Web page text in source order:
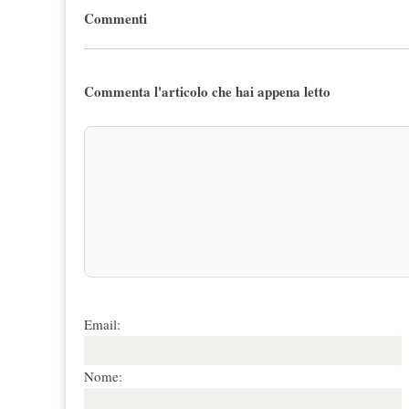
Commenti
Commenta l'articolo che hai appena letto
Email:
Nome: